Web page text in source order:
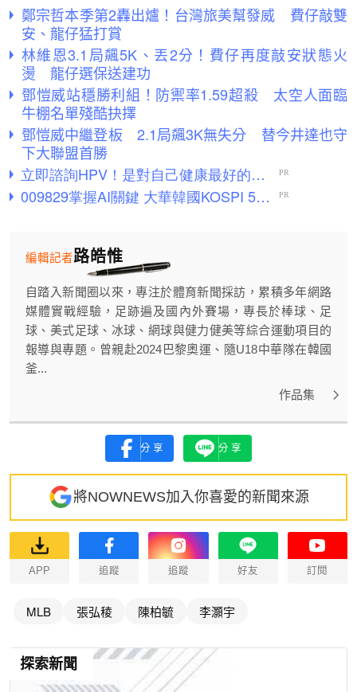
鄭宗哲本季第2轟出爐！台灣旅美幫發威 費仔敲雙
安、龍仔猛打賞
林維恩3.1局飆5K、丟2分！費仔再度敲安狀態火
燙 龍仔選保送建功
鄧愷威站穩勝利組！防禦率1.59超殺 太空人面臨
牛棚名單殘酷抉擇
鄧愷威中繼登板 2.1局飆3K無失分 替今井達也守
下大聯盟首勝
路皓惟
編輯記者
自踏入新聞圈以來，專注於體育新聞採訪，累積多年網路
媒體實戰經驗，足跡遍及國內外賽場，專長於棒球、足
球、美式足球、冰球、網球與健力健美等綜合運動項目的
報導與專題。曾親赴2024巴黎奧運、隨U18中華隊在韓國
釜...
作品集
分享 分享
將NOWNEWS加入你喜愛的新聞來源
APP 追蹤 追蹤 好友 訂閱
MLB 張弘稜 陳柏毓 李灝宇
探索新聞